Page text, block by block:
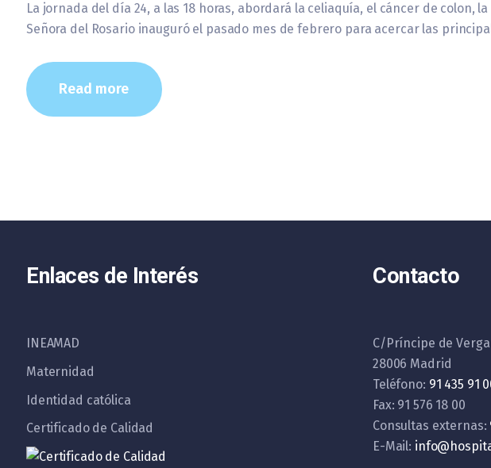
La jornada del día 24, a las 18 horas, abordará la celiaquía, el cáncer de colon,
Señora del Rosario inauguró el pasado mes de febrero para acercar las
Read more
Enlaces de Interés
INEAMAD
Maternidad
Identidad católica
Certificado de Calidad
Contacto
C/Príncipe de
28006 Madrid
Teléfono: 91 435 91
Fax: 91 576 18 00
Consultas externas:
E-Mail: